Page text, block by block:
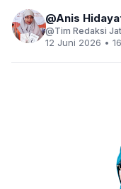
Anis
Tim Redaksi
12 Juni 2026 •